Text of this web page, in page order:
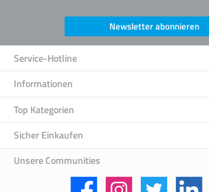
Newsletter abonnieren
Service-Hotline
Informationen
Top Kategorien
Sicher Einkaufen
Unsere Communities